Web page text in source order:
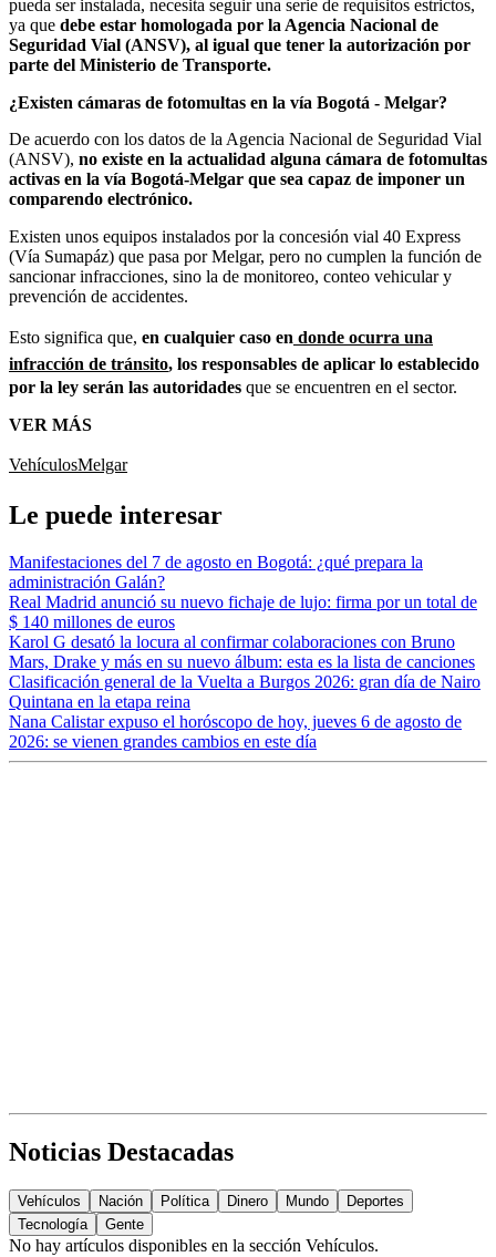
pueda ser instalada, necesita seguir una serie de requisitos estrictos,
ya que debe estar homologada por la Agencia Nacional de
Seguridad Vial (ANSV), al igual que tener la autorización por
parte del Ministerio de Transporte.
¿Existen cámaras de fotomultas en la vía Bogotá - Melgar?
De acuerdo con los datos de la Agencia Nacional de Seguridad Vial
(ANSV), no existe en la actualidad alguna cámara de fotomultas
activas en la vía Bogotá-Melgar que sea capaz de imponer un
comparendo electrónico.
Existen unos equipos instalados por la concesión vial 40 Express
(Vía Sumapáz) que pasa por Melgar, pero no cumplen la función de
sancionar infracciones, sino la de monitoreo, conteo vehicular y
prevención de accidentes.
Esto significa que, en cualquier caso en donde ocurra una
infracción de tránsito, los responsables de aplicar lo establecido
por la ley serán las autoridades que se encuentren en el sector.
VER MÁS
VehículosMelgar
Le puede interesar
Manifestaciones del 7 de agosto en Bogotá: ¿qué prepara la
administración Galán?
Real Madrid anunció su nuevo fichaje de lujo: firma por un total de
$ 140 millones de euros
Karol G desató la locura al confirmar colaboraciones con Bruno
Mars, Drake y más en su nuevo álbum: esta es la lista de canciones
Clasificación general de la Vuelta a Burgos 2026: gran día de Nairo
Quintana en la etapa reina
Nana Calistar expuso el horóscopo de hoy, jueves 6 de agosto de
2026: se vienen grandes cambios en este día
Noticias Destacadas
Vehículos Nación Política Dinero Mundo
Deportes
Tecnología
Gente
No hay artículos disponibles en la sección Vehículos.